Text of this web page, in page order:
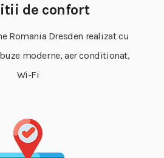
de confort
Romania Dresden realizat cu
moderne, aer conditionat,
Wi-Fi